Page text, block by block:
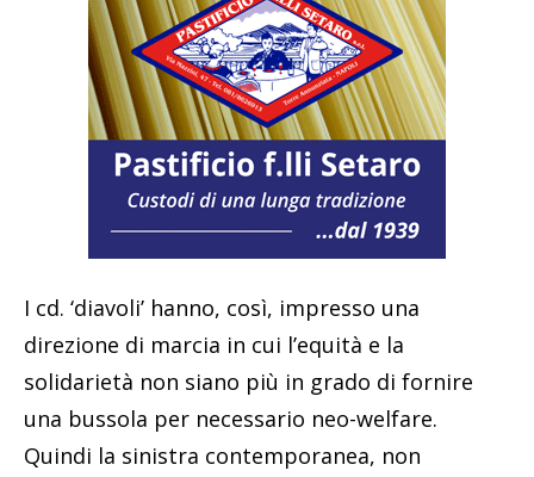
I cd. ‘diavoli’ hanno, così, impresso una
direzione di marcia in cui l’equità e la
solidarietà non siano più in grado di fornire
una bussola per necessario neo-welfare.
Quindi la sinistra contemporanea, non